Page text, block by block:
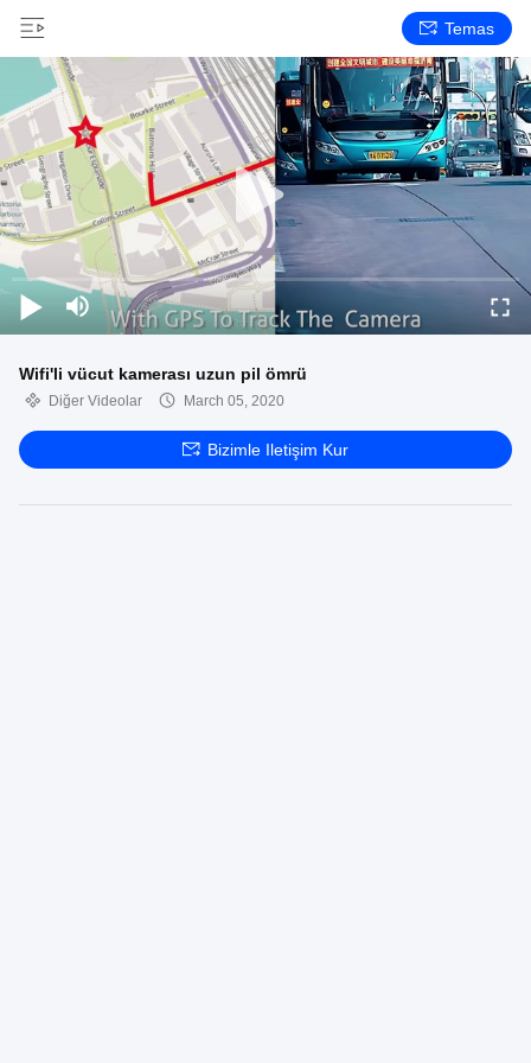
Temas
Wifi'li vücut kamerası uzun pil ömrü
Diğer Videolar March 05, 2020
Bizimle Iletişim Kur